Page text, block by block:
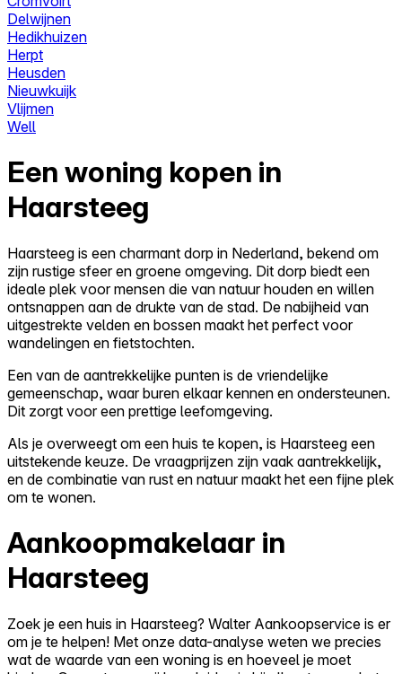
Delwijnen
Hedikhuizen
Herpt
Heusden
Nieuwkuijk
Vlijmen
Well
Een woning kopen in
Haarsteeg
Haarsteeg is een charmant dorp in Nederland, bekend om
zijn rustige sfeer en groene omgeving. Dit dorp biedt een
ideale plek voor mensen die van natuur houden en willen
ontsnappen aan de drukte van de stad. De nabijheid van
uitgestrekte velden en bossen maakt het perfect voor
wandelingen en fietstochten.
Een van de aantrekkelijke punten is de vriendelijke
gemeenschap, waar buren elkaar kennen en ondersteunen.
Dit zorgt voor een prettige leefomgeving.
Als je overweegt om een huis te kopen, is Haarsteeg een
uitstekende keuze. De vraagprijzen zijn vaak aantrekkelijk,
en de combinatie van rust en natuur maakt het een fijne plek
om te wonen.
Aankoopmakelaar in
Haarsteeg
Zoek je een huis in Haarsteeg? Walter Aankoopservice is er
om je te helpen! Met onze data-analyse weten we precies
wat de waarde van een woning is en hoeveel je moet